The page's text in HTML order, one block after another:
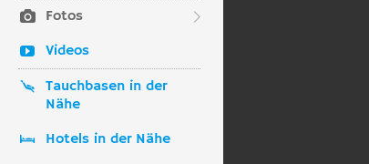
Fotos
Videos
Tauchbasen in der
Nähe
Hotels in der Nähe